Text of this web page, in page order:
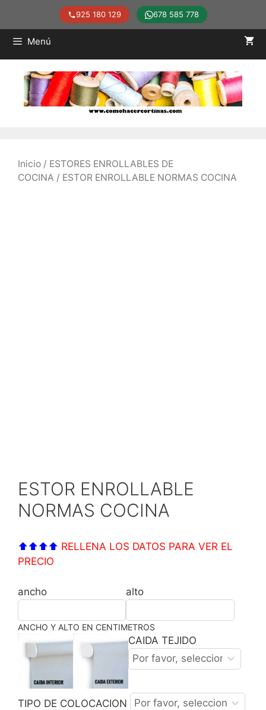
Saltar
contenido
925 180 129 678 585 778
Menú
Inicio / ESTORES ENROLLABLES DE
COCINA / ESTOR ENROLLABLE NORMAS COCINA
ESTOR ENROLLABLE
NORMAS COCINA
⬆⬆⬆⬆ RELLENA LOS DATOS PARA VER EL
PRECIO
ancho alto
ANCHO Y ALTO EN CENTIMETROS
CAIDA TEJIDO
TIPO DE COLOCACION